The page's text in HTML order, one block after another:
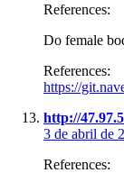
References:
Do female
References:
https://
http://
3 de abril de
References: